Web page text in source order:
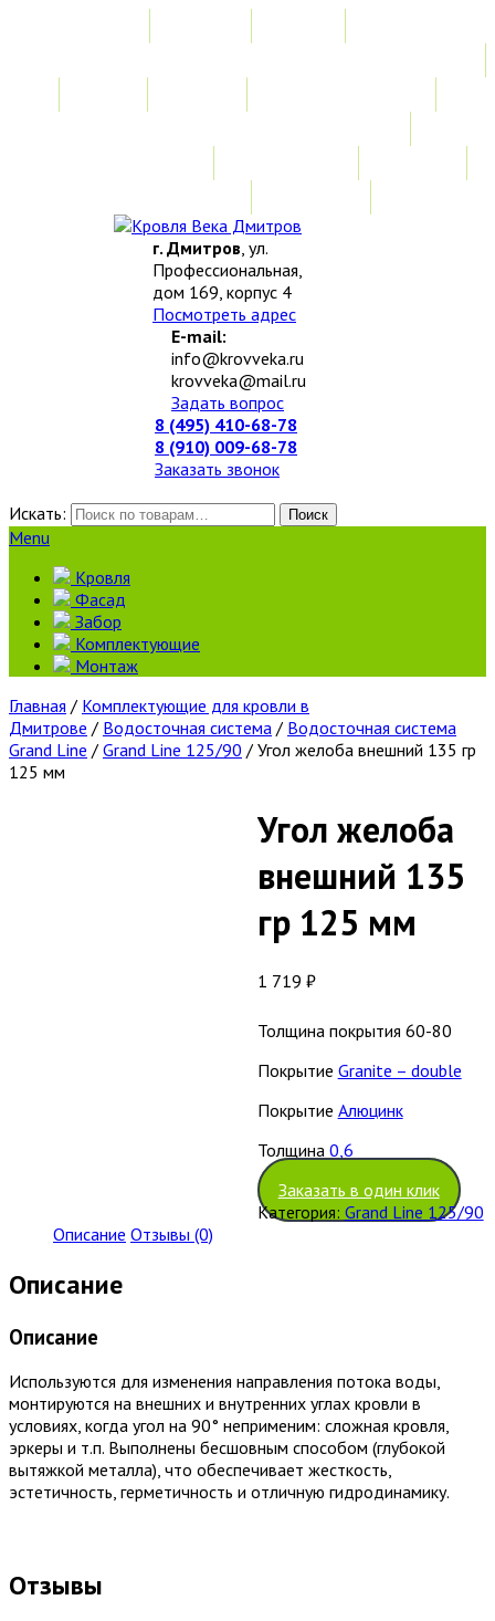
г. Дмитров, ул.
Профессиональная,
дом 169, корпус 4
Посмотреть адрес
E-mail:
info@krovveka.ru
krovveka@mail.ru
Задать вопрос
8 (495) 410-68-78
8 (910) 009-68-78
Заказать звонок
Искать:
Поиск
Menu
Кровля
Фасад
Забор
Комплектующие
Монтаж
Главная / Комплектующие для кровли в
Дмитрове / Водосточная система / Водосточная система
Grand Line / Grand Line 125/90 / Угол желоба внешний 135 гр
125 мм
Угол желоба
внешний 135
гр 125 мм
1 719 ₽
Толщина покрытия 60-80
Покрытие Granite – double
Покрытие Алюцинк
Толщина 0,6
Заказать в один клик
Категория: Grand Line 125/90
Описание Отзывы (0)
Описание
Описание
Используются для изменения направления потока воды,
монтируются на внешних и внутренних углах кровли в
условиях, когда угол на 90° неприменим: сложная кровля,
эркеры и т.п. Выполнены бесшовным способом (глубокой
вытяжкой металла), что обеспечивает жесткость,
эстетичность, герметичность и отличную гидродинамику.
Отзывы